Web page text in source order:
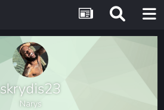
skrydis23
Narys